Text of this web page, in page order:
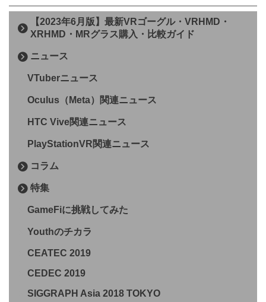
【2023年6月版】最新VRゴーグル・VRHMD・
XRHMD・MRグラス購入・比較ガイド
ニュース
VTuberニュース
Oculus（Meta）関連ニュース
HTC Vive関連ニュース
PlayStationVR関連ニュース
コラム
特集
GameFiに挑戦してみた
Youthのチカラ
CEATEC 2019
CEDEC 2019
SIGGRAPH Asia 2018 TOKYO